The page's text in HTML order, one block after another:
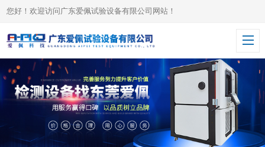
您好！欢迎访问广东爱佩试验设备有限公司网站！